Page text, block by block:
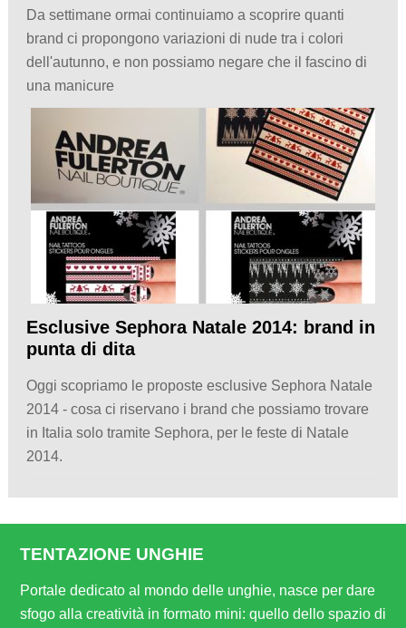
Da settimane ormai continuiamo a scoprire quanti
brand ci propongono variazioni di nude tra i colori
dell'autunno, e non possiamo negare che il fascino di
una manicure
Esclusive Sephora Natale 2014: brand in
punta di dita
Oggi scopriamo le proposte esclusive Sephora Natale
2014 - cosa ci riservano i brand che possiamo trovare
in Italia solo tramite Sephora, per le feste di Natale
2014.
TENTAZIONE UNGHIE
Portale dedicato al mondo delle unghie, nasce per dare
sfogo alla creatività in formato mini: quello dello spazio di